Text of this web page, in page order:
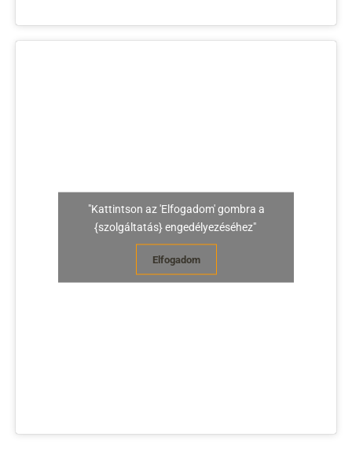
"Kattintson az 'Elfogadom' gombra a
{szolgáltatás} engedélyezéséhez"
Elfogadom